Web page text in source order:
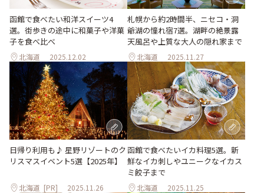
函館で食べたい和洋スイーツ4
選。街歩きの途中に和菓子や洋菓
子を食べ比べ
北海道 2025.12.02
札幌から約2時間半、ニセコ・洞
爺湖の憧れ宿7選。湖畔の絶景露
天風呂や上質な大人の隠れ家まで
北海道 2025.11.27
日帰り利用も♪ 星野リゾートのク
リスマスイベント5選【2025年】
北海道 [PR] 2025.11.26
函館で食べたいイカ料理5選。新
鮮なイカ刺しやユニークなイカス
ミ餃子まで
北海道 2025.11.25